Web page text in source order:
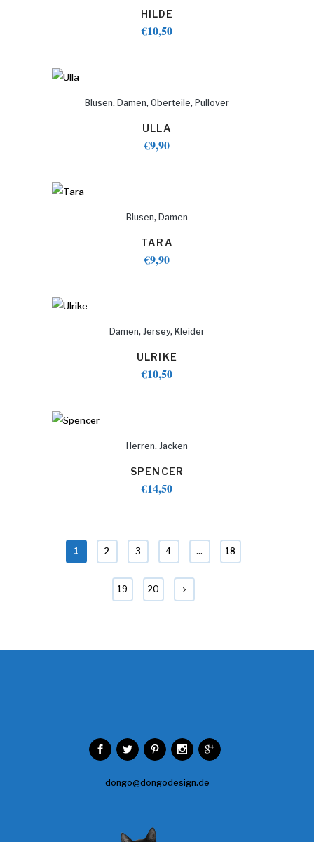
HILDE
€10,50
Blusen, Damen, Oberteile, Pullover
ULLA
€9,90
Blusen, Damen
TARA
€9,90
Damen, Jersey, Kleider
ULRIKE
€10,50
Herren, Jacken
SPENCER
€14,50
1 2 3 4 … 18
19 20
dongo@dongodesign.de